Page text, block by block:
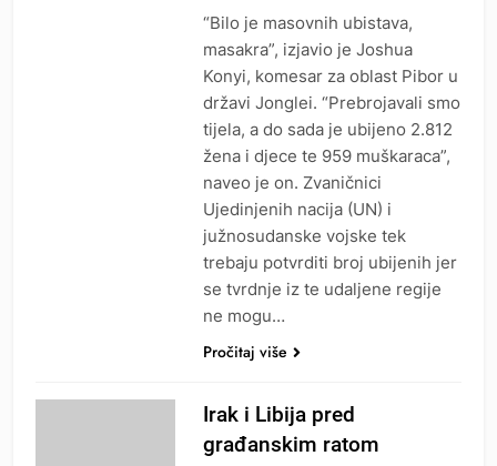
“Bilo je masovnih ubistava,
masakra”, izjavio je Joshua
Konyi, komesar za oblast Pibor u
državi Jonglei. “Prebrojavali smo
tijela, a do sada je ubijeno 2.812
žena i djece te 959 muškaraca”,
naveo je on. Zvaničnici
Ujedinjenih nacija (UN) i
južnosudanske vojske tek
trebaju potvrditi broj ubijenih jer
se tvrdnje iz te udaljene regije
ne mogu…
Pročitaj više
Irak i Libija pred
građanskim ratom